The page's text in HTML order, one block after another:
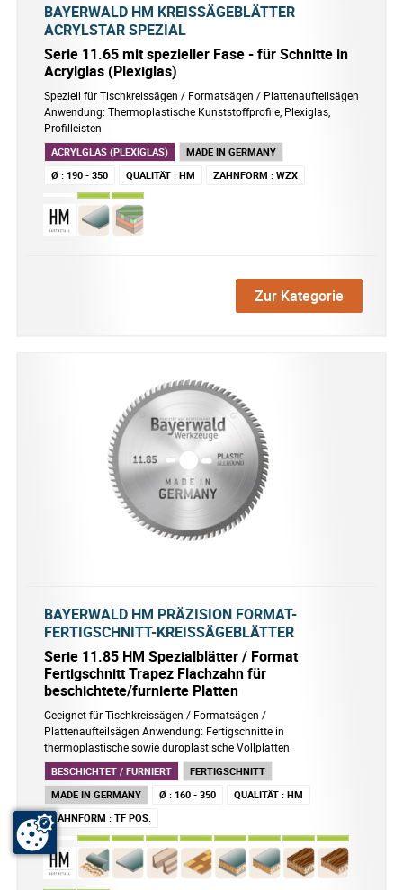
BAYERWALD HM KREISSÄGEBLÄTTER
ACRYLSTAR SPEZIAL
Serie 11.65 mit spezieller Fase - für Schnitte in
Acrylglas (Plexiglas)
Speziell für Tischkreissägen / Formatsägen / Plattenaufteilsägen
Anwendung: Thermoplastische Kunststoffprofile, Plexiglas,
Profilleisten
ACRYLGLAS (PLEXIGLAS)
MADE IN GERMANY
Ø : 190 - 350 QUALITÄT : HM ZAHNFORM : WZX
Zur Kategorie
BAYERWALD HM PRÄZISION FORMAT-
FERTIGSCHNITT-KREISSÄGEBLÄTTER
Serie 11.85 HM Spezialblätter / Format
Fertigschnitt Trapez Flachzahn für
beschichtete/furnierte Platten
Geeignet für Tischkreissägen / Formatsägen /
Plattenaufteilsägen Anwendung: Fertigschnitte in
thermoplastische sowie duroplastische Vollplatten
BESCHICHTET / FURNIERT
FERTIGSCHNITT
MADE IN GERMANY
Ø : 160 - 350 QUALITÄT : HM
ZAHNFORM : TF POS.